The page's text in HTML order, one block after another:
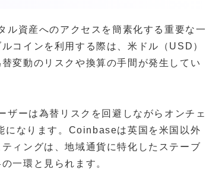
資産へのアクセスを簡素化する重要な一
コインを利用する際は、米ドル（USD）
変動のリスクや換算の手間が発生してい
ーは為替リスクを回避しながらオンチェ
になります。Coinbaseは英国を米国以外
ィングは、地域通貨に特化したステーブ
一環と見られます。